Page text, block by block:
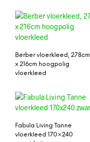
Berber vloerkleed, 278cm
x 216cm hoogpolig
vloerkleed
Fabula Living Tanne
vloerkleed 170×240